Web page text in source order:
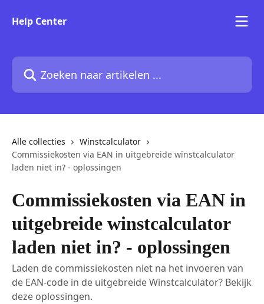
Help Center
Zoeken naar artikelen ...
Alle collecties
Winstcalculator
Commissiekosten via EAN in uitgebreide winstcalculator
laden niet in? - oplossingen
Commissiekosten via EAN in
uitgebreide winstcalculator
laden niet in? - oplossingen
Laden de commissiekosten niet na het invoeren van
de EAN-code in de uitgebreide Winstcalculator? Bekijk
deze oplossingen.